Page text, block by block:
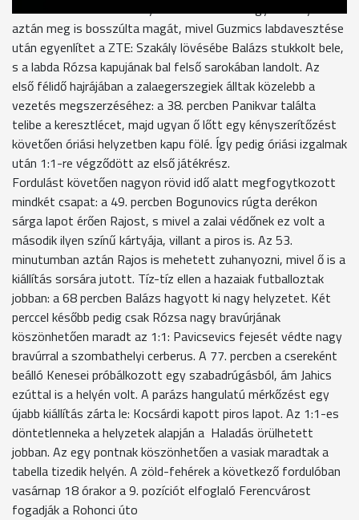
aztán meg is bosszúlta magát, mivel Guzmics labdavesztése
után egyenlítet a ZTE: Szakály lövésébe Balázs stukkolt bele,
s a labda Rózsa kapujának bal felső sarokában landolt. Az
első félidő hajrájában a zalaegerszegiek álltak közelebb a
vezetés megszerzéséhez: a 38. percben Panikvar találta
telibe a keresztlécet, majd ugyan ő lőtt egy kényszerítőzést
követően óriási helyzetben kapu fölé. Így pedig óriási izgalmak
után 1:1-re végződött az első játékrész.
Fordulást követően nagyon rövid idő alatt megfogytkozott
mindkét csapat: a 49. percben Bogunovics rúgta derékon
sárga lapot érően Rajost, s mivel a zalai védőnek ez volt a
második ilyen színű kártyája, villant a piros is. Az 53.
minutumban aztán Rajos is mehetett zuhanyozni, mivel ő is a
kiállítás sorsára jutott. Tíz-tíz ellen a hazaiak futballoztak
jobban: a 68 percben Balázs hagyott ki nagy helyzetet. Két
perccel később pedig csak Rózsa nagy bravúrjának
köszönhetően maradt az 1:1: Pavicsevics fejesét védte nagy
bravúrral a szombathelyi cerberus. A 77. percben a csereként
beálló Kenesei próbálkozott egy szabadrúgásból, ám Jahics
ezúttal is a helyén volt. A parázs hangulatú mérkőzést egy
újabb kiállítás zárta le: Kocsárdi kapott piros lapot. Az 1:1-es
döntetlenneka a helyzetek alapján a Haladás örülhetett
jobban. Az egy pontnak köszönhetően a vasiak maradtak a
tabella tizedik helyén. A zöld-fehérek a következő fordulóban
vasárnap 18 órakor a 9. pozíciót elfoglaló Ferencvárost
fogadják a Rohonci úto